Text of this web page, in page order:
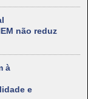
não reduz
à
e